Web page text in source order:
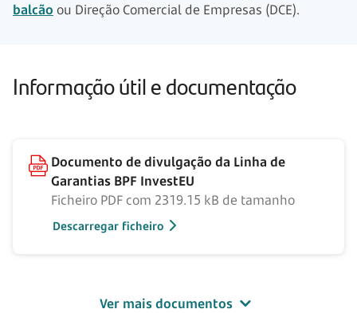
balcão ou Direção Comercial de Empresas (DCE).
Informação útil e documentação
Documento de divulgação da Linha de
Garantias BPF InvestEU
Ficheiro PDF com 2319.15 kB de tamanho
Descarregar ficheiro
Ver mais documentos